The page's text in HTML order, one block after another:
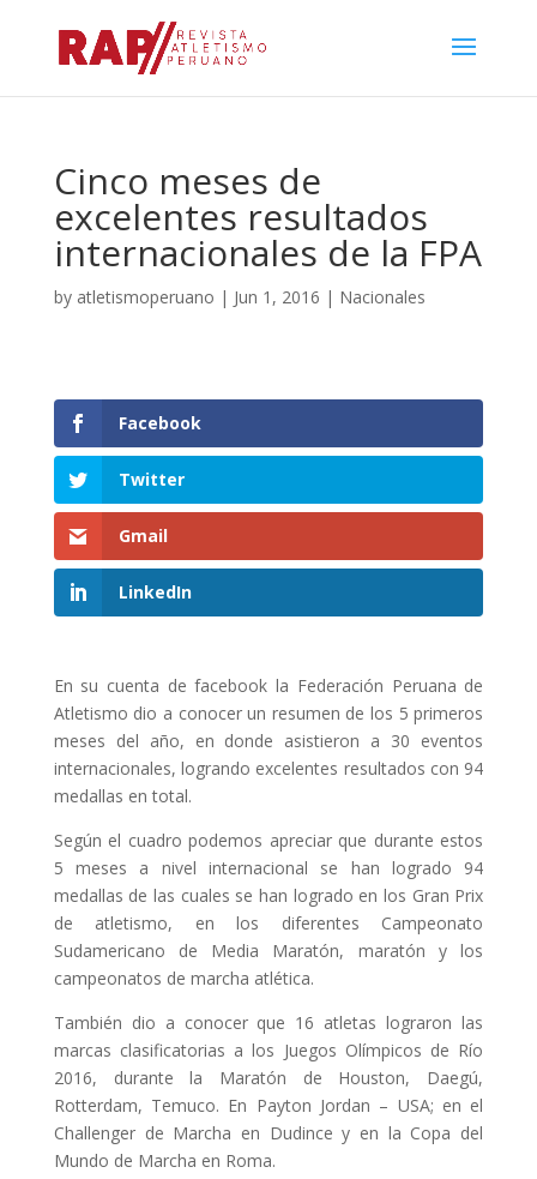
Cinco meses de
excelentes resultados
internacionales de la FPA
by atletismoperuano | Jun 1, 2016 | Nacionales
Facebook
Twitter
Gmail
LinkedIn
En su cuenta de facebook la Federación Peruana de
Atletismo dio a conocer un resumen de los 5 primeros
meses del año, en donde asistieron a 30 eventos
internacionales, logrando excelentes resultados con 94
medallas en total.
Según el cuadro podemos apreciar que durante estos
5 meses a nivel internacional se han logrado 94
medallas de las cuales se han logrado en los Gran Prix
de atletismo, en los diferentes Campeonato
Sudamericano de Media Maratón, maratón y los
campeonatos de marcha atlética.
También dio a conocer que 16 atletas lograron las
marcas clasificatorias a los Juegos Olímpicos de Río
2016, durante la Maratón de Houston, Daegú,
Rotterdam, Temuco. En Payton Jordan – USA; en el
Challenger de Marcha en Dudince y en la Copa del
Mundo de Marcha en Roma.